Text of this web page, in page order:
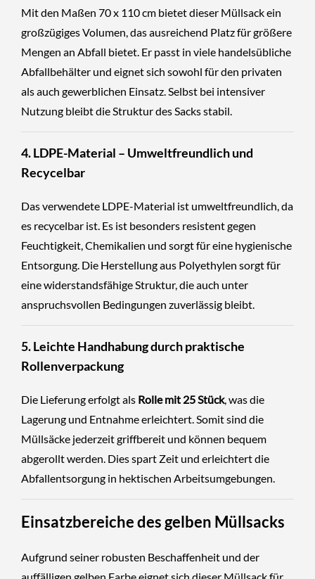
Mit den Maßen 70 x 110 cm bietet dieser Müllsack ein
großzügiges Volumen, das ausreichend Platz für größere
Mengen an Abfall bietet. Er passt in viele handelsübliche
Abfallbehälter und eignet sich sowohl für den privaten
als auch gewerblichen Einsatz. Selbst bei intensiver
Nutzung bleibt die Struktur des Sacks stabil.
4. LDPE-Material – Umweltfreundlich und
Recycelbar
Das verwendete LDPE-Material ist umweltfreundlich, da
es recycelbar ist. Es ist besonders resistent gegen
Feuchtigkeit, Chemikalien und sorgt für eine hygienische
Entsorgung. Die Herstellung aus Polyethylen sorgt für
eine widerstandsfähige Struktur, die auch unter
anspruchsvollen Bedingungen zuverlässig bleibt.
5. Leichte Handhabung durch praktische
Rollenverpackung
Die Lieferung erfolgt als Rolle mit 25 Stück, was die
Lagerung und Entnahme erleichtert. Somit sind die
Müllsäcke jederzeit griffbereit und können bequem
abgerollt werden. Dies spart Zeit und erleichtert die
Abfallentsorgung in hektischen Arbeitsumgebungen.
Einsatzbereiche des gelben Müllsacks
Aufgrund seiner robusten Beschaffenheit und der